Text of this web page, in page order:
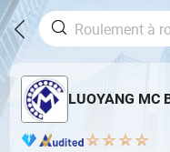
LUOYANG MC